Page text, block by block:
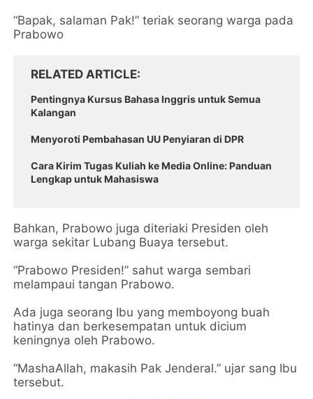
“Bapak, salaman Pak!” teriak seorang warga pada
Prabowo
RELATED ARTICLE
Pentingnya Kursus Bahasa Inggris untuk Semua
Kalangan
Menyoroti Pembahasan UU Penyiaran di DPR
Cara Kirim Tugas Kuliah ke Media Online: Panduan
Lengkap untuk Mahasiswa
Bahkan, Prabowo juga diteriaki Presiden oleh
warga sekitar Lubang Buaya tersebut.
“Prabowo Presiden!” sahut warga sembari
melampaui tangan Prabowo.
Ada juga seorang Ibu yang memboyong buah
hatinya dan berkesempatan untuk dicium
keningnya oleh Prabowo.
“MashaAllah, makasih Pak Jenderal.” ujar sang Ibu
tersebut.